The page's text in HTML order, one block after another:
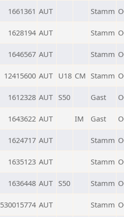
1661361 AUT Stamm
1628194 AUT Stamm
1646567 AUT Stamm
12415600 AUT U18 CM Stamm
1612328 AUT S50 Gast
1643622 AUT IM Gast
1624717 AUT Stamm
1635123 AUT Stamm
1636448 AUT S50 Stamm
530015774 AUT Stamm